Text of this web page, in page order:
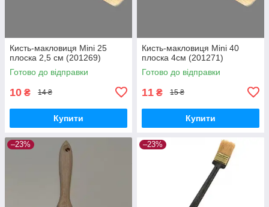
Кисть-макловиця Mini 25
плоска 2,5 см (201269)
Готово до відправки
10 ₴ 14 ₴
Купити
Кисть-макловиця Mini 40
плоска 4см (201271)
Готово до відправки
11 ₴ 15 ₴
Купити
–23% –23%